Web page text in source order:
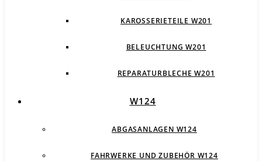
KAROSSERIETEILE W201
BELEUCHTUNG W201
REPARATURBLECHE W201
W124
ABGASANLAGEN W124
FAHRWERKE UND ZUBEHÖR W124